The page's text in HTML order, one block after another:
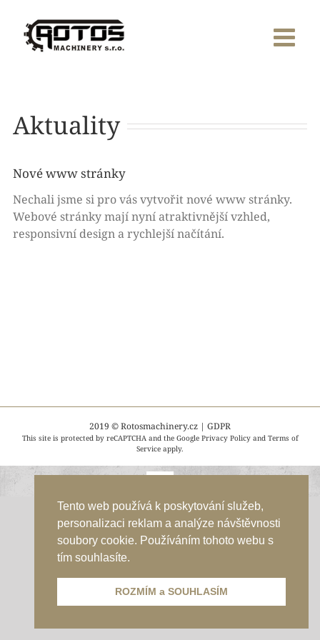
Tento web používá k poskytování služeb,
personalizaci reklam a analýze návštěvnosti
soubory cookie. Používáním tohoto webu s
tím souhlasíte.
ROZMÍM a SOUHLASÍM
content
Aktuality
Nové www stránky
Nechali jsme si pro vás vytvořit nové www stránky.
Webové stránky mají nyní atraktivnější vzhled,
responsivní design a rychlejší načítání.
2019 ©Rotosmachinery.cz | GDPR
This site is protected by reCAPTCHA and the Google Privacy Policyand Terms of
Service apply.